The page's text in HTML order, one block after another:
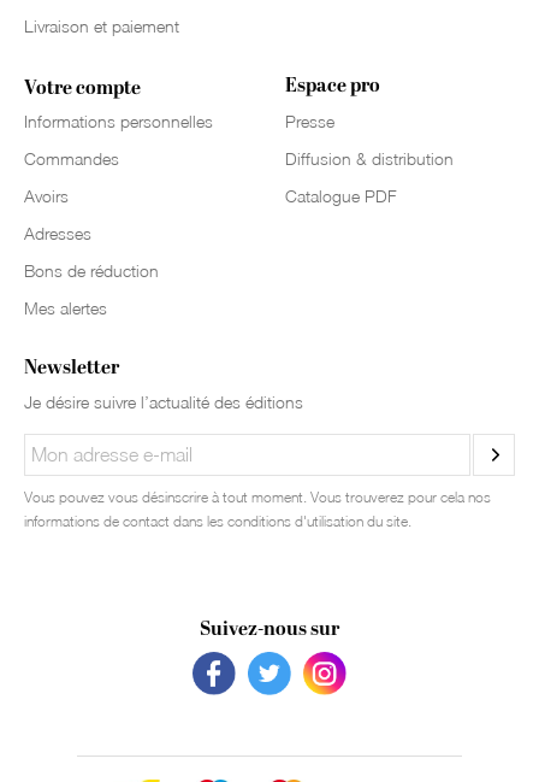
Livraison et paiement
Votre compte
Informations personnelles
Commandes
Avoirs
Adresses
Bons de réduction
Mes alertes
Espace pro
Presse
Diffusion & distribution
Catalogue PDF
Newsletter
Je désire suivre l’actualité des éditions
Vous pouvez vous désinscrire à tout moment. Vous trouverez pour cela nos
informations de contact dans les conditions d'utilisation du site.
Suivez-nous sur